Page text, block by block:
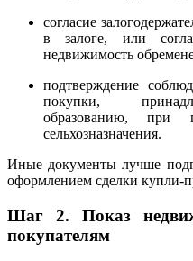
согласие
в залоге, или
недвижимость
подтверждение
покупки,
образованию, при
сельхозназначения.
Иные документы лучше
оформлением сделки купли-
Шаг 2.
Показ
покупателям